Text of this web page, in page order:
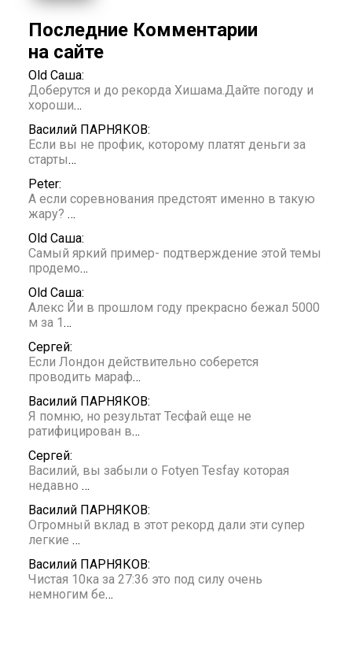
Последние Комментарии
на сайте
Old Саша:
Доберутся и до рекорда Хишама.Дайте погоду и
хороши…
Василий ПАРНЯКОВ:
Если вы не профик, которому платят деньги за
старты…
Peter:
А если соревнования предстоят именно в такую
жару? …
Old Саша:
Самый яркий пример- подтверждение этой темы
продемо…
Old Саша:
Алекс Йи в прошлом году прекрасно бежал 5000
м за 1…
Сергей:
Если Лондон действительно соберется
проводить мараф…
Василий ПАРНЯКОВ:
Я помню, но результат Тесфай еще не
ратифицирован в…
Сергей:
Василий, вы забыли о Fotyen Tesfay которая
недавно …
Василий ПАРНЯКОВ:
Огромный вклад в этот рекорд дали эти супер
легкие …
Василий ПАРНЯКОВ:
Чистая 10ка за 27:36 это под силу очень
немногим бе…